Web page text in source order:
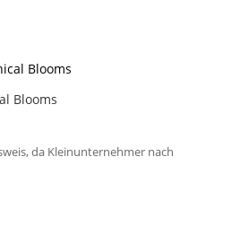
Blooms
da Kleinunternehmer nach